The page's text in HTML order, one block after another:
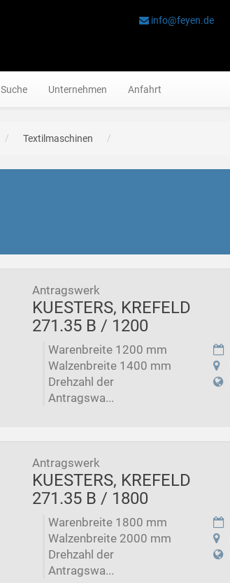
info@feyen.de
Suche Unternehmen Anfahrt
Textilmaschinen
Antragswerk
KUESTERS, KREFELD
271.35 B / 1200
Warenbreite 1200 mm
Walzenbreite 1400 mm
Drehzahl der
Antragswa...
Antragswerk
KUESTERS, KREFELD
271.35 B / 1800
Warenbreite 1800 mm
Walzenbreite 2000 mm
Drehzahl der
Antragswa...